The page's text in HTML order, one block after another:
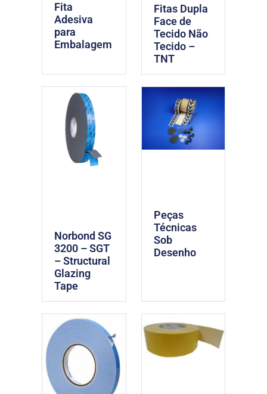
Fita
Adesiva
para
Embalagem
Fitas Dupla
Face de
Tecido Não
Tecido –
TNT
Norbond SG
3200 – SGT
– Structural
Glazing
Tape
Peças
Técnicas
Sob
Desenho